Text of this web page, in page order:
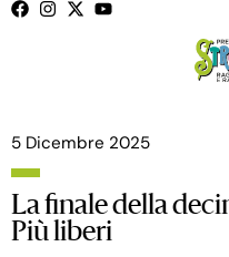
5 Dicembre 2025
La finale della
Più liberi